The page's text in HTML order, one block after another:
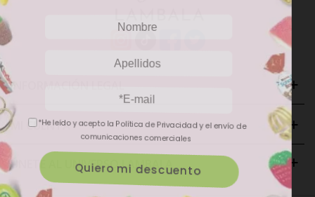
INFORMACIÓN LEGAL
MI CUENTA
ÚNETE AL UNIVERSO LAMBALA
*He leído y acepto la Política de Privacidad y el envío de
comunicaciones comerciales